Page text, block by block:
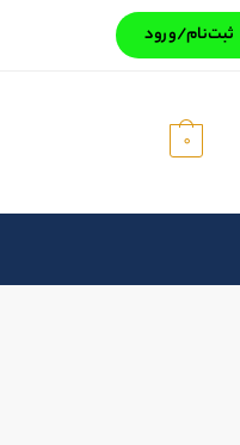
ثبت‌‌نام/ورود
0